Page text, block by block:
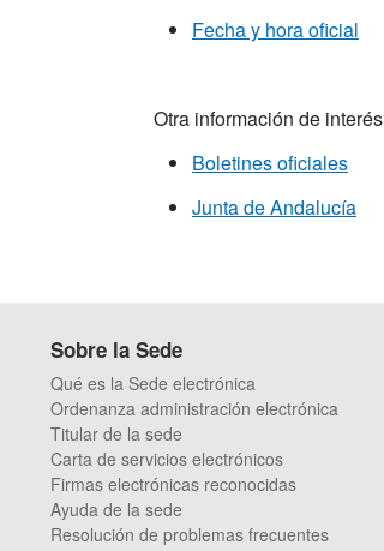
Fecha y hora oficial
Otra información de interés
Boletines oficiales
Junta de Andalucía
Sobre la Sede
Qué es la Sede electrónica
Ordenanza administración electrónica
Titular de la sede
Carta de servicios electrónicos
Firmas electrónicas reconocidas
Ayuda de la sede
Resolución de problemas frecuentes